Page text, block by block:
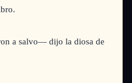
a salvo— dijo la diosa de